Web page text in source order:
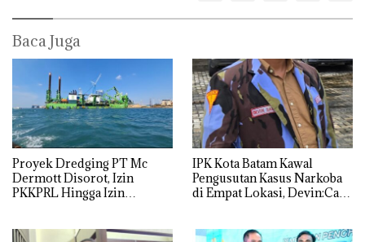
Baca Juga
Proyek Dredging PT Mc
Dermott Disorot, Izin
PKKPRL Hingga Izin
IPK Kota Batam Kawal
Pengusutan Kasus Narkoba
di Empat Lokasi, Devin:Cari